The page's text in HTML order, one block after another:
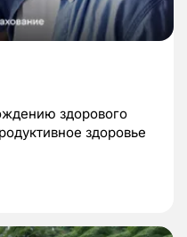
здорового
здоровье